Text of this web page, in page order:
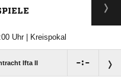
Uhr | Kreispokal
Ifta II :